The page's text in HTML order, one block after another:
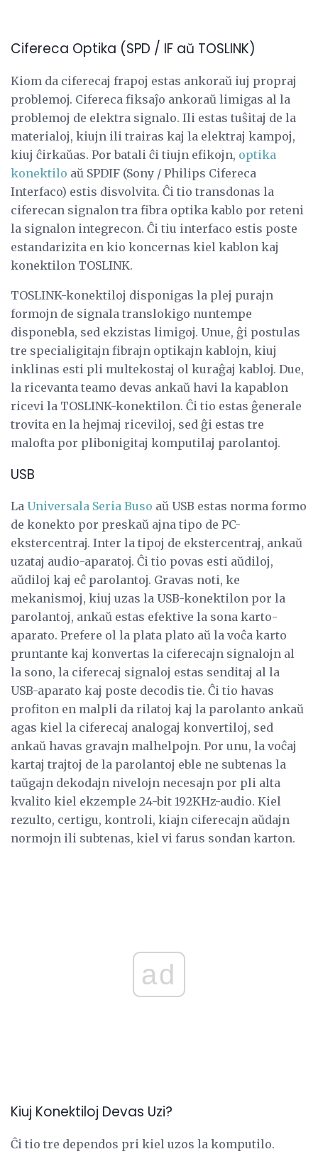
Cifereca Optika (SPD / IF aŭ TOSLINK)
Kiom da ciferecaj frapoj estas ankoraŭ iuj propraj
problemoj. Cifereca fiksaĵo ankoraŭ limigas al la
problemoj de elektra signalo. Ili estas tuŝitaj de la
materialoj, kiujn ili trairas kaj la elektraj kampoj,
kiuj ĉirkaŭas. Por batali ĉi tiujn efikojn, optika
konektilo aŭ SPDIF (Sony / Philips Cifereca
Interfaco) estis disvolvita. Ĉi tio transdonas la
ciferecan signalon tra fibra optika kablo por reteni
la signalon integrecon. Ĉi tiu interfaco estis poste
estandarizita en kio koncernas kiel kablon kaj
konektilon TOSLINK.
TOSLINK-konektiloj disponigas la plej purajn
formojn de signala translokigo nuntempe
disponebla, sed ekzistas limigoj. Unue, ĝi postulas
tre specialigitajn fibrajn optikajn kablojn, kiuj
inklinas esti pli multekostaj ol kuraĝaj kabloj. Due,
la ricevanta teamo devas ankaŭ havi la kapablon
ricevi la TOSLINK-konektilon. Ĉi tio estas ĝenerale
trovita en la hejmaj riceviloj, sed ĝi estas tre
malofta por plibonigitaj komputilaj parolantoj.
USB
La Universala Seria Buso aŭ USB estas norma formo
de konekto por preskaŭ ajna tipo de PC-
ekstercentraj. Inter la tipoj de ekstercentraj, ankaŭ
uzataj audio-aparatoj. Ĉi tio povas esti aŭdiloj,
aŭdiloj kaj eĉ parolantoj. Gravas noti, ke
mekanismoj, kiuj uzas la USB-konektilon por la
parolantoj, ankaŭ estas efektive la sona karto-
aparato. Prefere ol la plata plato aŭ la voĉa karto
pruntante kaj konvertas la ciferecajn signalojn al
la sono, la ciferecaj signaloj estas senditaj al la
USB-aparato kaj poste decodis tie. Ĉi tio havas
profiton en malpli da rilatoj kaj la parolanto ankaŭ
agas kiel la ciferecaj analogaj konvertiloj, sed
ankaŭ havas gravajn malhelpojn. Por unu, la voĉaj
kartaj trajtoj de la parolantoj eble ne subtenas la
taŭgajn dekodajn nivelojn necesajn por pli alta
kvalito kiel ekzemple 24-bit 192KHz-audio. Kiel
rezulto, certigu, kontroli, kiajn ciferecajn aŭdajn
normojn ili subtenas, kiel vi farus sondan karton.
ad
Kiuj Konektiloj Devas Uzi?
Ĉi tio tre dependos pri kiel uzos la komputilo.